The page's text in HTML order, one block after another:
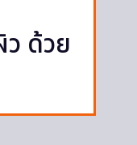
ว ด้วย